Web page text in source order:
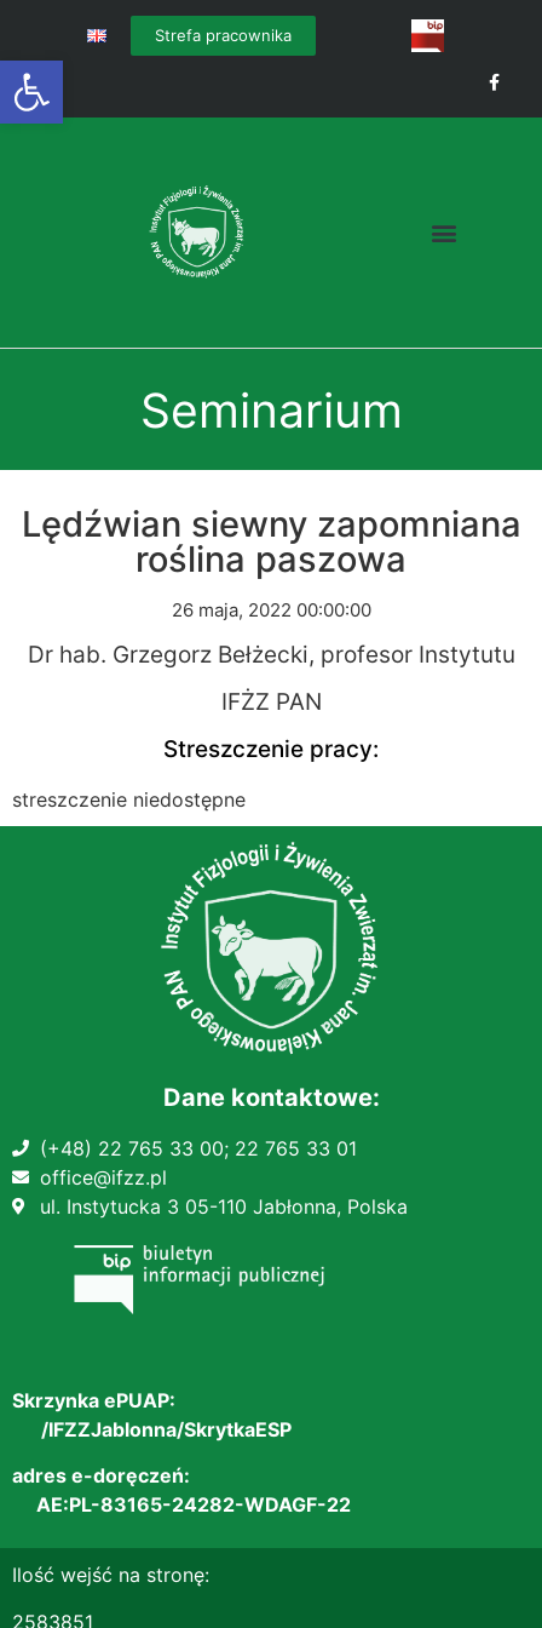
Otwórz pasek narzędzi
Strefa pracownika
Seminarium
Lędźwian siewny zapomniana
roślina paszowa
26 maja, 2022 00:00:00
Dr hab. Grzegorz Bełżecki, profesor Instytutu
IFŻZ PAN
Streszczenie pracy:
streszczenie niedostępne
Dane kontaktowe:
(+48) 22 765 33 00; 22 765 33 01
office@ifzz.pl
ul. Instytucka 3 05-110 Jabłonna, Polska
Skrzynka ePUAP:
/IFZZJablonna/SkrytkaESP
adres e-doręczeń:
AE:PL-83165-24282-WDAGF-22
Ilość wejść na stronę:
2583851